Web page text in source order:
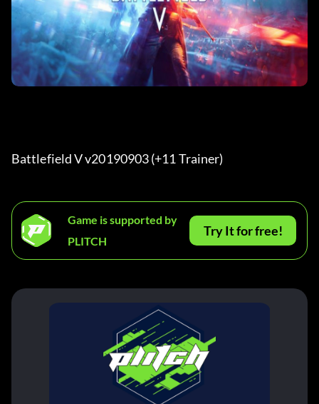
Battlefield V v20190903 (+11 Trainer)
Game is supported by
PLITCH
Try It for free!